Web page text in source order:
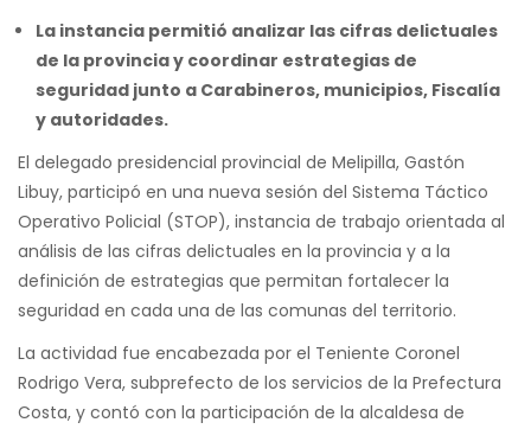
La instancia permitió analizar las cifras delictuales
de la provincia y coordinar estrategias de
seguridad junto a Carabineros, municipios, Fiscalía
y autoridades.
El delegado presidencial provincial de Melipilla, Gastón
Libuy, participó en una nueva sesión del Sistema Táctico
Operativo Policial (STOP), instancia de trabajo orientada al
análisis de las cifras delictuales en la provincia y a la
definición de estrategias que permitan fortalecer la
seguridad en cada una de las comunas del territorio.
La actividad fue encabezada por el Teniente Coronel
Rodrigo Vera, subprefecto de los servicios de la Prefectura
Costa, y contó con la participación de la alcaldesa de